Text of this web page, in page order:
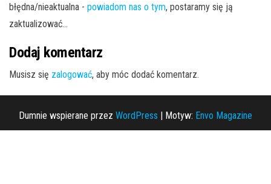
błędna/nieaktualna - powiadom nas o tym, postaramy się ją
zaktualizować...
Dodaj komentarz
Musisz się zalogować, aby móc dodać komentarz.
Dumnie wspierane przez WordPress | Motyw: Envo Magazine